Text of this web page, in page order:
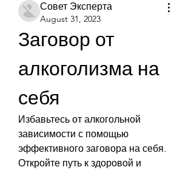
Совет Эксперта
August 31, 2023
Заговор от
алкоголизма на
себя
Избавьтесь от алкогольной
зависимости с помощью
эффективного заговора на себя.
Откройте путь к здоровой и